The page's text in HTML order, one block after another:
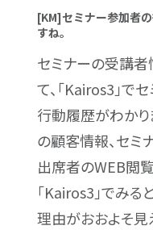
[KM]セミナー参加者
すね。
セミナーの受講者
て、「Kairos3」で
行動履歴がわかり
の顧客情報、セミ
出席者のWEB閲
「Kairos3」でみる
理由がおおよそ見